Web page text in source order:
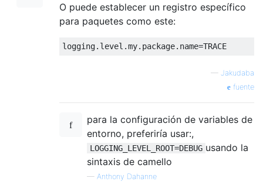
O puede establecer un registro específico
para paquetes como este:
— Jakudaba
fuente
para la configuración de variables de
entorno, preferiría usar:,
LOGGING_LEVEL_ROOT=DEBUG usando la
sintaxis de camello
— Anthony Dahanne